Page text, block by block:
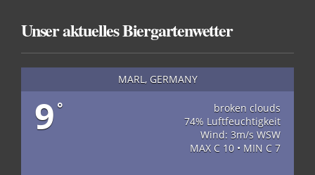
Unser aktuelles Biergartenwetter
MARL, GERMANY
9 °
broken clouds
74% Luftfeuchtigkeit
Wind: 3m/s WSW
MAX C 10 • MIN C 7